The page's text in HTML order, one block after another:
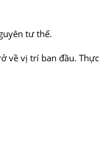
tư thế.
về vị trí ban đầu. Thực